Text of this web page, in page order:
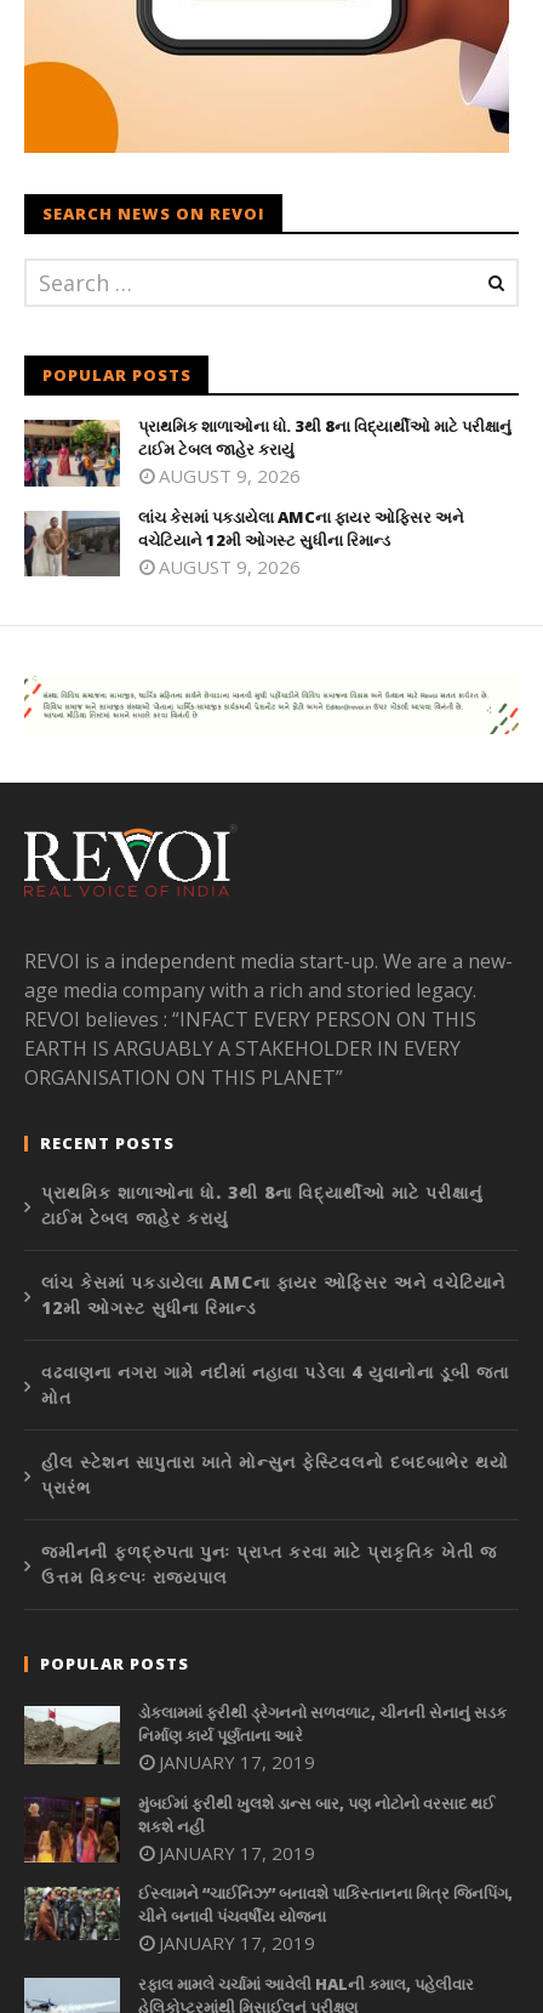
SEARCH NEWS ON REVOI
POPULAR POSTS
પ્રાથમિક શાળાઓના ધો. 3થી 8ના વિદ્યાર્થીઓ માટે પરીક્ષાનું
ટાઈમ ટેબલ જાહેર કરાયું
AUGUST 9, 2026
લાંચ કેસમાં પકડાયેલા AMCના ફાયર ઓફિસર અને
વચેટિયાને 12મી ઓગસ્ટ સુધીના રિમાન્ડ
AUGUST 9, 2026
REVOI is a independent media start-up. We are a new-
age media company with a rich and storied legacy.
REVOI believes : “INFACT EVERY PERSON ON THIS
EARTH IS ARGUABLY A STAKEHOLDER IN EVERY
ORGANISATION ON THIS PLANET”
RECENT POSTS
પ્રાથમિક શાળાઓના ધો. 3થી 8ના વિદ્યાર્થીઓ માટે પરીક્ષાનું
ટાઈમ ટેબલ જાહેર કરાયું
લાંચ કેસમાં પકડાયેલા AMCના ફાયર ઓફિસર અને વચેટિયાને
12મી ઓગસ્ટ સુધીના રિમાન્ડ
વઢવાણના નગરા ગામે નદીમાં નહાવા પડેલા 4 યુવાનોના ડૂબી જતા
મોત
હીલ સ્ટેશન સાપુતારા ખાતે મોન્સુન ફેસ્ટિવલનો દબદબાભેર થયો
પ્રારંભ
જમીનની ફળદ્રુપતા પુનઃ પ્રાપ્ત કરવા માટે પ્રાકૃતિક ખેતી જ
ઉત્તમ વિકલ્પઃ રાજ્યપાલ
POPULAR POSTS
ડોકલામમાં ફરીથી ડ્રેગનનો સળવળાટ, ચીનની સેનાનું સડક
નિર્માણ કાર્ય પૂર્ણતાના આરે
JANUARY 17, 2019
મુંબઈમાં ફરીથી ખુલશે ડાન્સ બાર, પણ નોટોનો વરસાદ થઈ
શકશે નહીં
JANUARY 17, 2019
ઈસ્લામને “ચાઈનિઝ” બનાવશે પાકિસ્તાનના મિત્ર જિનપિંગ,
ચીને બનાવી પંચવર્ષીય યોજના
JANUARY 17, 2019
રફાલ મામલે ચર્ચામાં આવેલી HALની કમાલ, પહેલીવાર
હેલિકોપ્ટરમાંથી મિસાઈલનું પરીક્ષણ